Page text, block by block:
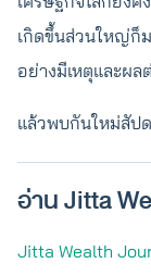
เกิดขึ้นส่วนใหญ่ก็
อย่างมีเหตุและผล
แล้วพบกันใหม่สัป
อ่าน Jitta
Jitta Wealth